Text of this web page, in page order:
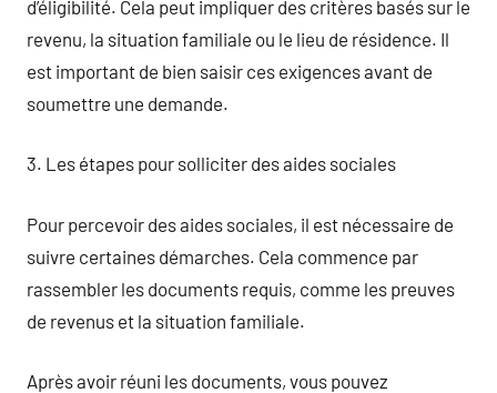
d’éligibilité. Cela peut impliquer des critères basés sur le
revenu, la situation familiale ou le lieu de résidence. Il
est important de bien saisir ces exigences avant de
soumettre une demande.
3. Les étapes pour solliciter des aides sociales
Pour percevoir des aides sociales, il est nécessaire de
suivre certaines démarches. Cela commence par
rassembler les documents requis, comme les preuves
de revenus et la situation familiale.
Après avoir réuni les documents, vous pouvez